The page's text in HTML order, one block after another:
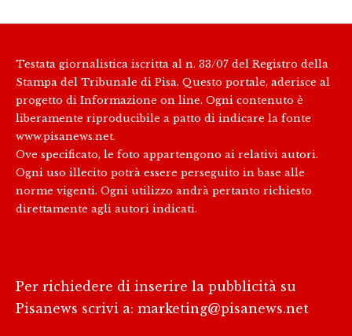
Testata giornalistica iscritta al n. 33/07 del Registro della
Stampa del Tribunale di Pisa. Questo portale, aderisce al
progetto di Informazione on line. Ogni contenuto è
liberamente riproducibile a patto di indicare la fonte
www.pisanews.net.
Ove specificato, le foto appartengono ai relativi autori.
Ogni uso illecito potrà essere perseguito in base alle
norme vigenti. Ogni utilizzo andrà pertanto richiesto
direttamente agli autori indicati.
Per richiedere di inserire la pubblicità su
Pisanews scrivi a: marketing@pisanews.net